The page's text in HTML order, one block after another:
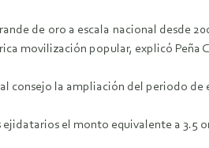
de oro a escala nacional desde
movilización popular, explicó Peña
consejo la ampliación del periodo de
el monto equivalente a 3.5